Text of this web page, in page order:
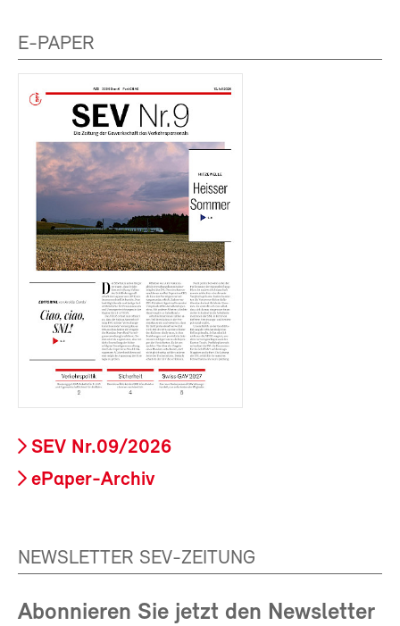
E-PAPER
SEV Nr.09/2026
ePaper-Archiv
NEWSLETTER SEV-ZEITUNG
Abonnieren Sie jetzt den Newsletter